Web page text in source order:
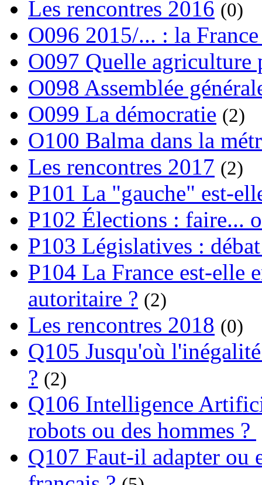
Les rencontres 2016 (0)
O096 2015/... : la
O097 Quelle agriculture
O098 Assemblée
O099 La démocratie (2)
O100 Balma dans la
Les rencontres 2017 (2)
P101 La "gauche" est-
P102 Élections : faire...
P103 Législatives :
P104 La France est-elle
autoritaire ? (2)
Les rencontres 2018 (0)
Q105 Jusqu'où
? (2)
Q106 Intelligence
robots ou des hommes ?
Q107 Faut-il adapter ou